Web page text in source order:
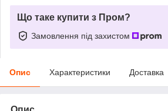
Що таке купити з Пром?
Замовлення під захистом
Опис Характеристики Доставка